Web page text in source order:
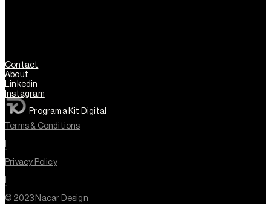
Contact
About
Linkedin
Instagram
Programa Kit Digital
Terms & Conditions
Privacy Policy
© 2023 Nacar Design